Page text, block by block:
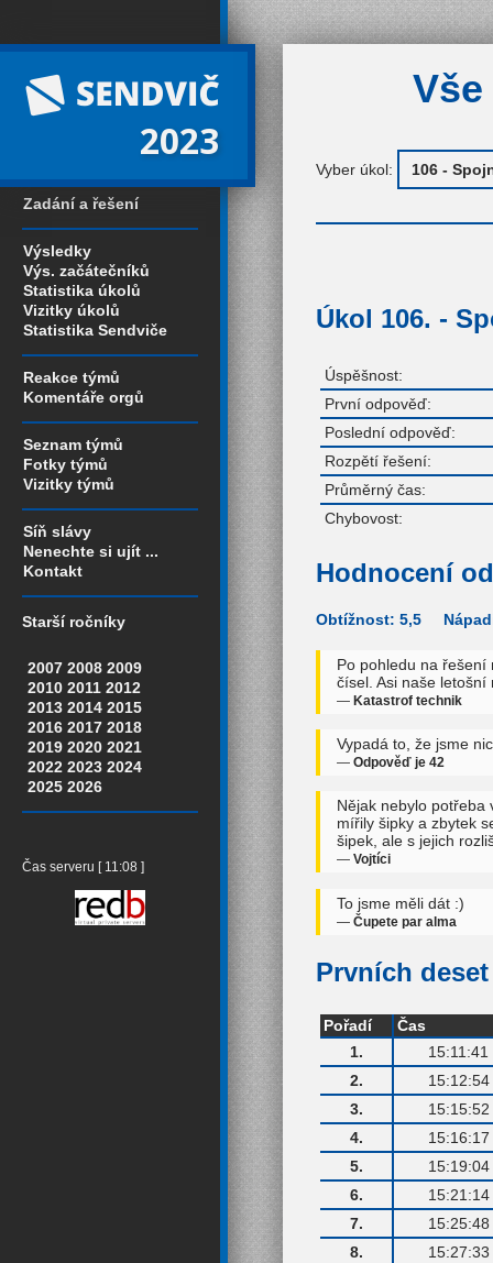
2023
Zadání a řešení
Výsledky
Výs. začátečníků
Statistika úkolů
Vizitky úkolů
Statistika Sendviče
Reakce týmů
Komentáře orgů
Seznam týmů
Fotky týmů
Vizitky týmů
Síň slávy
Nenechte si ujít ...
Kontakt
Starší ročníky
2007 2008 2009
2010 2011 2012
2013 2014 2015
2016 2017 2018
2019 2020 2021
2022 2023 2024
2025 2026
Čas serveru [ 11:08 ]
Vyber úkol:
Úkol 106. -
Úspěšnost:
První odpověď:
Poslední odpověď:
Rozpětí řešení:
Průměrný čas:
Chybovost:
Hodnocení
Obtížnost: 5,5
Po pohledu na
čísel. Asi naše
— Katastrof technik
Vypadá to, že jsme
— Odpověď je 42
Nějak nebylo potřeba
mířily šipky a zbytek
šipek, ale s jejich
— Vojtíci
To jsme měli dát :)
— Čupete par alma
Prvních
Pořadí
Čas
1.
15:11:41
2.
15:12:54
3.
15:15:52
4.
15:16:17
5.
15:19:04
6.
15:21:14
7.
15:25:48
8.
15:27:33